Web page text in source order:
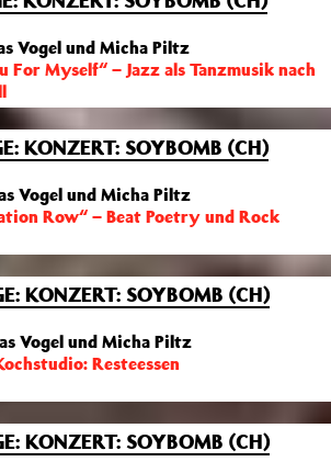
Vogel und Micha Piltz
For Myself“ – Jazz als Tanzmusik nach
KONZERT: SOYBOMB (CH)
Vogel und Micha Piltz
Row“ – Beat Poetry und Rock
KONZERT: SOYBOMB (CH)
Vogel und Micha Piltz
Resteessen
KONZERT: SOYBOMB (CH)